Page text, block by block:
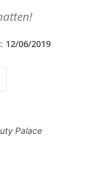
12/06/2019
Palace